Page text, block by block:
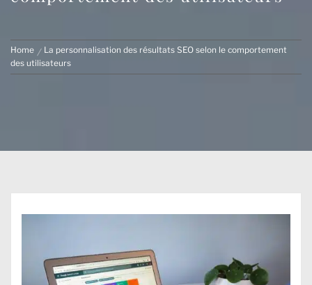
Home
La personnalisation des résultats SEO selon le comportement
des utilisateurs